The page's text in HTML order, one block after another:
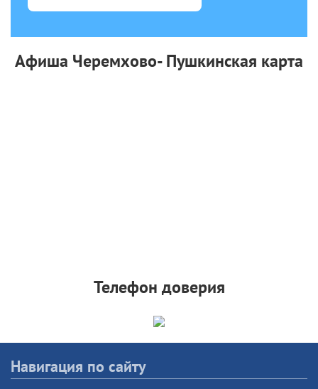
Афиша Черемхово- Пушкинская карта
Телефон доверия
Навигация по сайту